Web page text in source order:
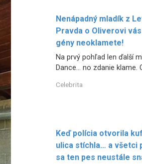
Nenápadný mladík z
Pravda o Oliverovi
gény neoklamete!
Na prvý pohľad len ďalší
Dance… no zdanie klame.
Celebrita
Keď polícia otvorila
ulica stíchla… a všetci
sa ten pes neustále